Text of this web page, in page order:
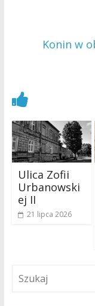
Konin w
Ulica Zofii
Urbanowski
ej II
21 lipca 2026